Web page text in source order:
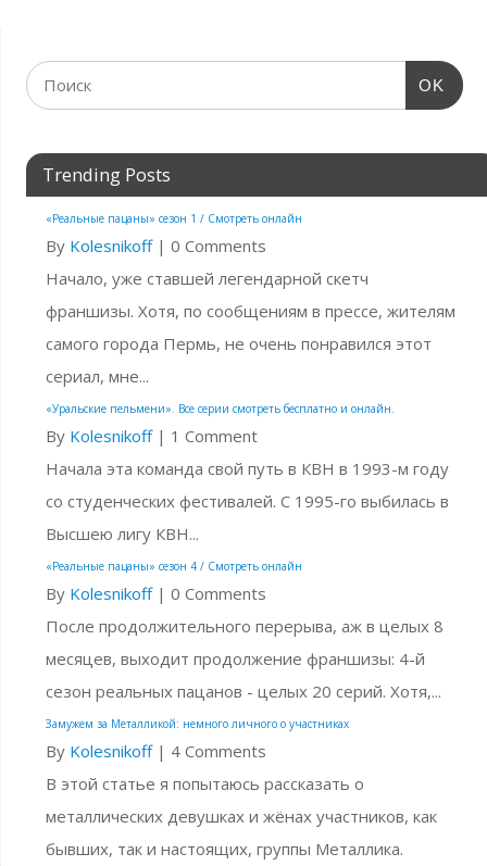
OK
Trending Posts
«Реальные пацаны» сезон 1 / Смотреть онлайн
By Kolesnikoff| 0 Comments
Начало, уже ставшей легендарной скетч
франшизы. Хотя, по сообщениям в прессе, жителям
самого города Пермь, не очень понравился этот
сериал, мне...
«Уральские пельмени». Все серии смотреть бесплатно и онлайн.
By Kolesnikoff| 1 Comment
Начала эта команда свой путь в КВН в 1993-м году
со студенческих фестивалей. С 1995-го выбилась в
Высшею лигу КВН...
«Реальные пацаны» сезон 4 / Смотреть онлайн
By Kolesnikoff| 0 Comments
После продолжительного перерыва, аж в целых 8
месяцев, выходит продолжение франшизы: 4-й
сезон реальных пацанов - целых 20 серий. Хотя,...
Замужем за Металликой: немного личного о участниках
By Kolesnikoff| 4 Comments
В этой статье я попытаюсь рассказать о
металлических девушках и жёнах участников, как
бывших, так и настоящих, группы Металлика.